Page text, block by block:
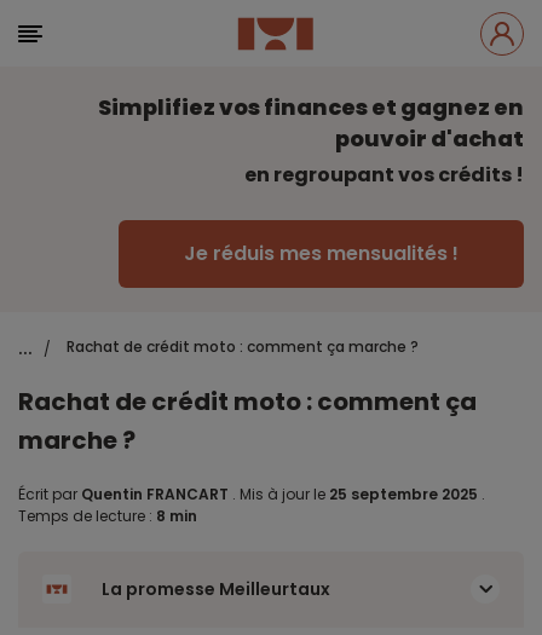
Simplifiez vos finances et gagnez en
pouvoir d'achat
en regroupant vos crédits !
Je réduis mes mensualités !
... / Rachat de crédit moto : comment ça marche ?
Rachat de crédit moto : comment ça
marche ?
Écrit par Quentin FRANCART . Mis à jour le 25 septembre 2025 .
Temps de lecture : 8 min
La promesse Meilleurtaux